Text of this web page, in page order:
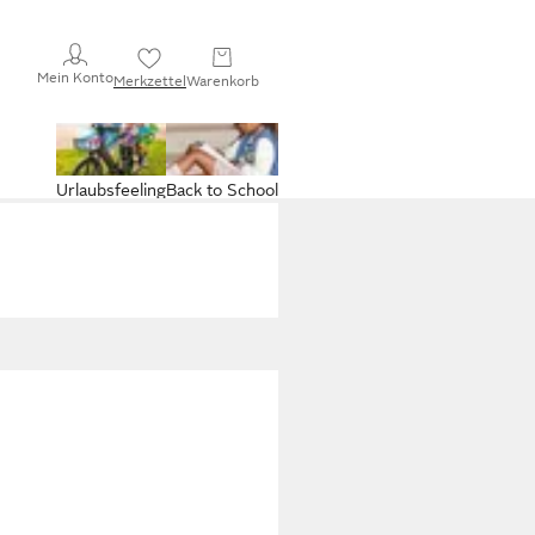
Mein KontoMerkzettelWarenkorb
Back to School
Urlaubsfeeling